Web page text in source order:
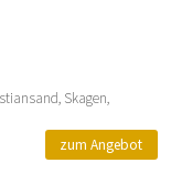
Skagen,
zum Angebot